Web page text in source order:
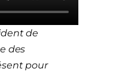
de
des
pour